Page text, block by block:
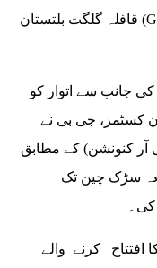
قافلہ گلگت بلتستان (GB) کے سوست ڈرائی پورٹ سے چین کے
جانب سے اتوار کو
کسٹمز، جی بی نے
آر کنونشن) کے مطابق
سڑک چین تک